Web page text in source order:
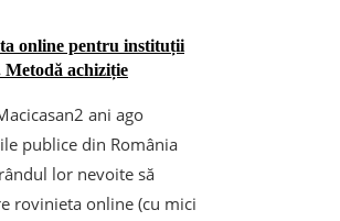
online pentru instituții
Metodă achiziție
2 ani ago
publice din România
lor nevoite să
rovinieta online (cu mici